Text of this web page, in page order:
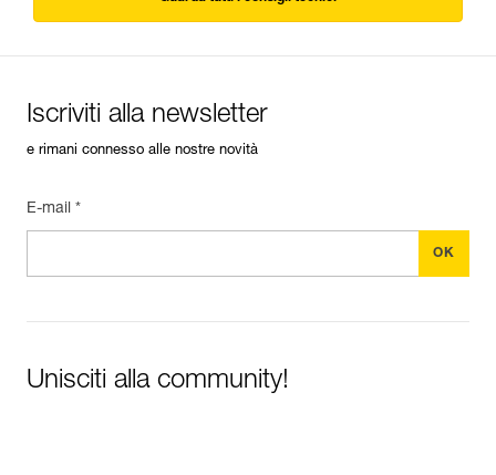
Iscriviti alla newsletter
e rimani connesso alle nostre novità
E-mail *
Unisciti alla community!